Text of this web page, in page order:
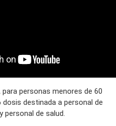
para personas menores de 60
dosis destinada a personal de
personal de salud.